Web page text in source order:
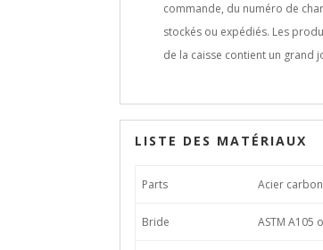
commande, du numéro de
stockés ou expédiés. Les
de la caisse contient un grand
LISTE DES MATÉRIAUX
Parts Acier
Bride ASTM A105